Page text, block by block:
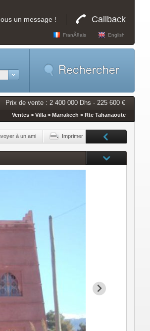
un message ! Callback
FranÃ§ais English
Prix de vente : 2 400 000 Dhs - 225 600 €
Ventes > Villa > Marrakech > Rte Tahanaoute
à un ami Imprimer